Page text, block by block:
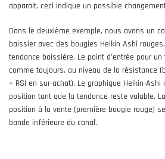
apparait, ceci indique un possible
Dans le deuxième exemple, nous avons un
baissier avec des bougies Heikin Ashi
tendance baissière. Le point d'entrée pour
comme toujours, au niveau de la résistance
+ RSI en sur-achat). Le graphique Heikin-
position tant que la tendance reste valable.
position à la vente (première bougie rouge)
bande inférieure du canal.